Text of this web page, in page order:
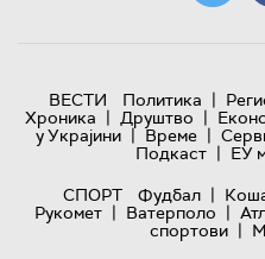
ВЕСТИ Политика |
Хроника | Друштво |
у Украјини | Време |
Подкаст | ЕУ
СПОРТ
Фудбал |
Рукомет | Ватерполо |
спортови |